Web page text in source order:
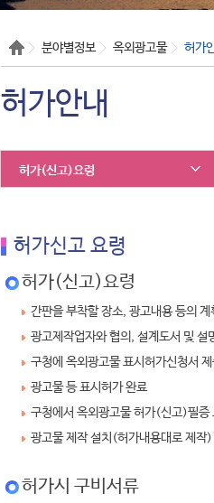
분야별정보 옥외광고물 허가
허가안내
허가(신고)요령
허가신고 요령
허가(신고)요령
간판을 부착할 장소, 광고내용 등의 계
광고제작업자와 협의, 설계도서 및 설
구청에 옥외광고물 표시허가신청서
광고물 등 표시허가 완료
구청에서 옥외광고물 허가(신고)필증
광고물 제작 설치(허가내용대로 제작)
허가시 구비서류